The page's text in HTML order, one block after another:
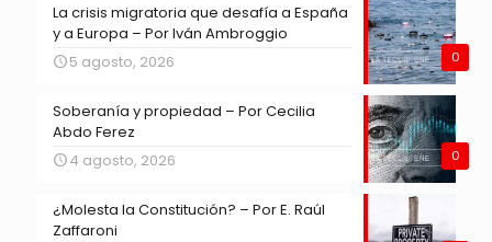
0
La crisis migratoria que desafía a España
y a Europa – Por Iván Ambroggio
5 agosto, 2026
0
Soberanía y propiedad – Por Cecilia
Abdo Ferez
4 agosto, 2026
¿Molesta la Constitución? – Por E. Raúl
Zaffaroni